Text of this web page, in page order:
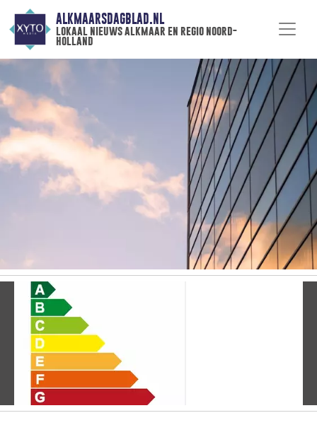
ALKMAARSDAGBLAD.NL
lokaal nieuws alkmaar en regio noord-
holland
Vorige